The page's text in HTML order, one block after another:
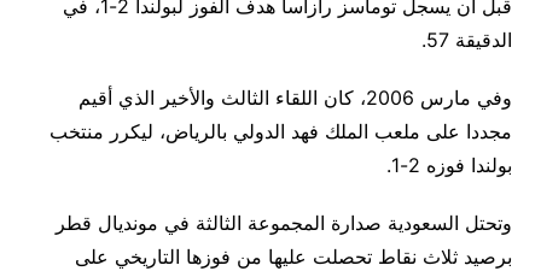
قبل أن يسجل توماسز رازاسا هدف الفوز لبولندا 2-1، في
الدقيقة 57.
وفي مارس 2006، كان اللقاء الثالث والأخير الذي أقيم
مجددا على ملعب الملك فهد الدولي بالرياض، ليكرر منتخب
بولندا فوزه 2-1.
وتحتل السعودية صدارة المجموعة الثالثة في مونديال قطر
برصيد ثلاث نقاط تحصلت عليها من فوزها التاريخي على